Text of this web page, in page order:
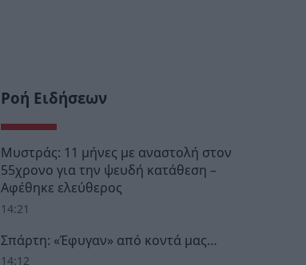
Ροή Ειδήσεων
Μυστράς: 11 μήνες με αναστολή στον
55χρονο για την ψευδή κατάθεση –
Αφέθηκε ελεύθερος
14:21
Σπάρτη: «Έφυγαν» από κοντά μας…
14:12